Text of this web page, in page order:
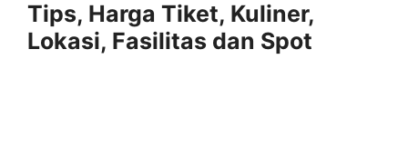
Tips, Harga Tiket, Kuliner,
Lokasi, Fasilitas dan Spot